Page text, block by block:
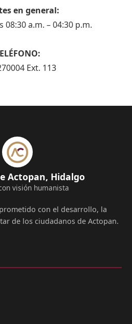
en general:
08:30 a.m. – 04:30 p.m.
Ext. 113
Actopan, Hidalgo
visión humanista
con el desarrollo, la
de los ciudadanos de Actopan.